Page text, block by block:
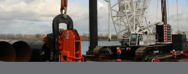
En savoir plus